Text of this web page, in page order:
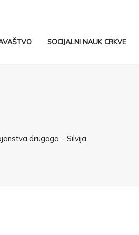
SOCIJALNI NAUK CRKVE
drugoga – Silvija